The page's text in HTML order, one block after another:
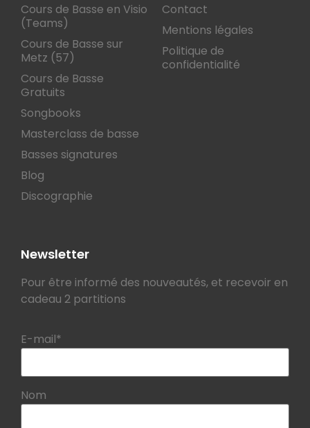
Cours de Basse en Visio
(Teams)
Cours de Basse sur
Metz (57)
Cours de Basse
Gratuits
Songbooks
Masterclass de basse
Basses signatures
Blog
Discographie
Contact
Mentions légales
Politique de
confidentialité
Newsletter
Pour être informé des nouveautés, et recevoir en
cadeau 2 partitions
E-mail*
Nom